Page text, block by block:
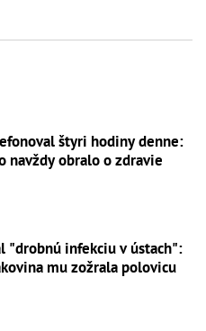
štyri hodiny denne:
navždy obralo o zdravie
"drobnú infekciu v ústach":
mu zožrala polovicu